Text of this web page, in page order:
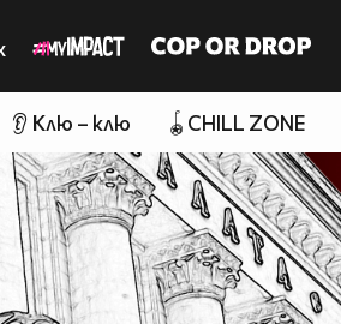
👂 Клю – клю 🪀CHILL ZONE